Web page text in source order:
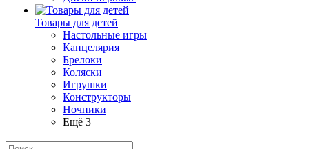
Товары для детей
Настольные игры
Канцелярия
Брелоки
Коляски
Игрушки
Конструкторы
Ночники
Ещё 3